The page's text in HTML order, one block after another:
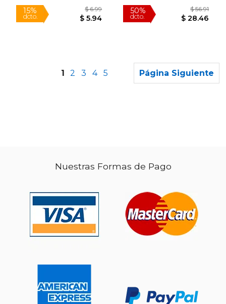
dcto. $ 14.45 dcto.
1 2 3 4 5 Página Siguiente
Nuestras Formas de Pago